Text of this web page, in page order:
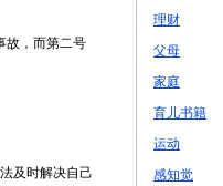
故，而第二号
及时解决自己
理财
父母
家庭
育儿书籍
运动
感知觉